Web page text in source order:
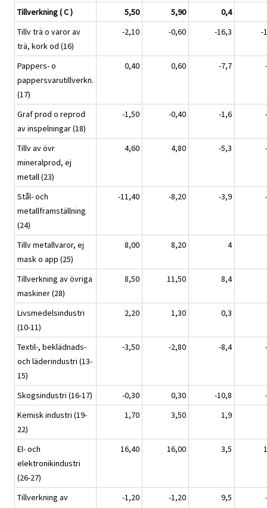
Tillverkning ( C ) 5,50 5,90
0,4
Tillv trä o varor av
trä, kork od (16)
-2,10 -0,60 -16,3 -
Pappers- o
pappersvarutillverkn.
(17)
0,40 0,60 -7,7
Graf prod o reprod
av inspelningar (18)
-1,50 -0,40 -1,6
Tillv av övr
mineralprod, ej
metall (23)
4,60 4,80 -5,3
Stål- och
metallframställning
(24)
-11,40 -8,20 -3,9
Tillv metallvaror, ej
mask o app (25)
8,00 8,20 4
Tillverkning av övriga
maskiner (28)
8,50 11,50 8,4
Livsmedelsindustri
(10-11)
2,20 1,30 0,3
Textil-, beklädnads-
och läderindustri (13-
15)
-3,50 -2,80 -8,4
Skogsindustri (16-17) -0,30 0,30 -10,8
Kemisk industri (19-
22)
1,70 3,50 1,9
El- och
elektronikindustri
(26-27)
16,40 16,00 3,5
Tillverkning av
-1,20 -1,20 9,5